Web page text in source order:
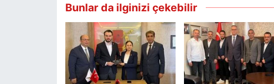
Bunlar da ilginizi çekebilir